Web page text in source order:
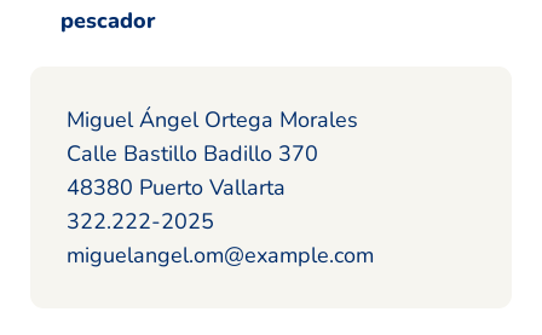
pescador
Miguel Ángel Ortega Morales
Calle Bastillo Badillo 370
48380 Puerto Vallarta
322.222-2025
miguelangel.om@example.com